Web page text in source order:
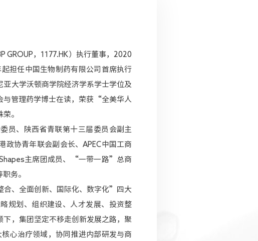
GROUP，1177.HK）执行董事，2020
担任中国生物制药有限公司首席执行
大学沃顿商学院经济学系学士学位及
与管理药学博士在读，荣获“全美华人
。
员、陕西省青联第十三届委员会副主
政协青年联会副会长、APEC中国工商
主席团成员、“一带一路”总商
务。
、全面创新、国际化、数字化”四大
规划、组织建设、人才发展、投资整
，集团坚定不移走创新发展之路，聚
心治疗领域，协同推进内部研发与商